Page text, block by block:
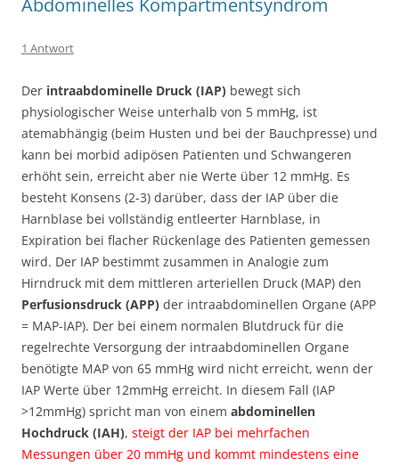
Abdominelles Kompartmentsyndrom
1 Antwort
Der intraabdominelle Druck (IAP) bewegt sich
physiologischer Weise unterhalb von 5 mmHg, ist
atemabhängig (beim Husten und bei der Bauchpresse) und
kann bei morbid adipösen Patienten und Schwangeren
erhöht sein, erreicht aber nie Werte über 12 mmHg. Es
besteht Konsens (2-3) darüber, dass der IAP über die
Harnblase bei vollständig entleerter Harnblase, in
Expiration bei flacher Rückenlage des Patienten gemessen
wird. Der IAP bestimmt zusammen in Analogie zum
Hirndruck mit dem mittleren arteriellen Druck (MAP) den
Perfusionsdruck (APP) der intraabdominellen Organe (APP
= MAP-IAP). Der bei einem normalen Blutdruck für die
regelrechte Versorgung der intraabdominellen Organe
benötigte MAP von 65 mmHg wird nicht erreicht, wenn der
IAP Werte über 12mmHg erreicht. In diesem Fall (IAP
>12mmHg) spricht man von einem abdominellen
Hochdruck (IAH), steigt der IAP bei mehrfachen
Messungen über 20 mmHg und kommt mindestens eine